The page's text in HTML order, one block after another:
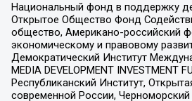
Национальный фонд в поддержку
Открытое Общество Фонд
общество, Американо-российский
экономическому и правовому
Демократический Институт
MEDIA DEVELOPMENT INVESTMENT
Республиканский Институт,
современной России,